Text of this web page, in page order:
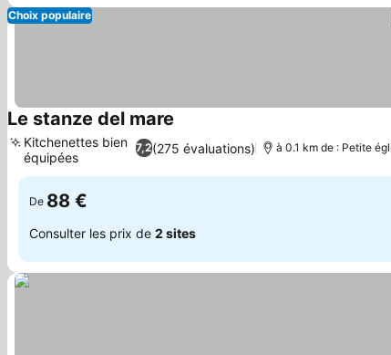
Choix populaire
Le stanze del mare
7,2(275 évaluations)
Kitchenettes bien
équipées
à 0.1 km de : Petite
De 88 €
Consulter les prix de 2 sites